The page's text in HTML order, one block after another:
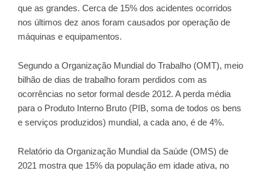
que as grandes. Cerca de 15% dos acidentes ocorridos
nos últimos dez anos foram causados por operação de
máquinas e equipamentos.
Segundo a Organização Mundial do Trabalho (OMT), meio
bilhão de dias de trabalho foram perdidos com as
ocorrências no setor formal desde 2012. A perda média
para o Produto Interno Bruto (PIB, soma de todos os bens
e serviços produzidos) mundial, a cada ano, é de 4%.
Relatório da Organização Mundial da Saúde (OMS) de
2021 mostra que 15% da população em idade ativa, no